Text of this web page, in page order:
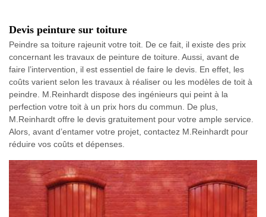
Devis peinture sur toiture
Peindre sa toiture rajeunit votre toit. De ce fait, il existe des prix
concernant les travaux de peinture de toiture. Aussi, avant de
faire l’intervention, il est essentiel de faire le devis. En effet, les
coûts varient selon les travaux à réaliser ou les modèles de toit à
peindre. M.Reinhardt dispose des ingénieurs qui peint à la
perfection votre toit à un prix hors du commun. De plus,
M.Reinhardt offre le devis gratuitement pour votre ample service.
Alors, avant d’entamer votre projet, contactez M.Reinhardt pour
réduire vos coûts et dépenses.